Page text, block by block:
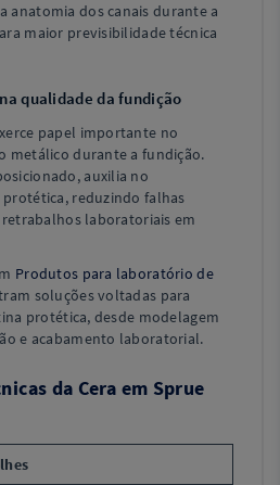
anatomia dos canais durante a
maior previsibilidade técnica
qualidade da fundição
papel importante no
metálico durante a fundição.
auxilia no
reduzindo falhas
laboratoriais em
Produtos para laboratório de
soluções voltadas para
protética, desde modelagem
e acabamento laboratorial.
da Cera em Sprue